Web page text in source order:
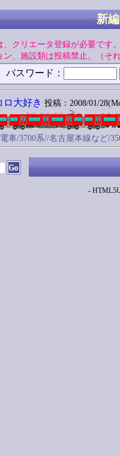
新
クリエータ登録が必要です
、施設類は投稿禁止。（そ
パスワード：
ロ大好き 投稿：2008/01/
車/3700系//名古屋本線など/
-